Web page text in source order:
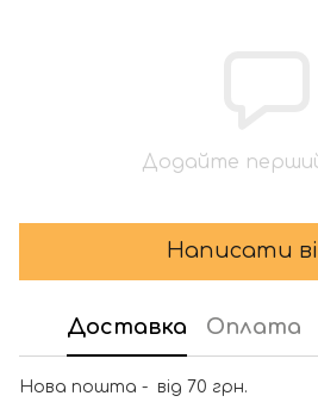
Додайте перший
Написати
Доставка Оплата
Нова пошта - від 70 грн.